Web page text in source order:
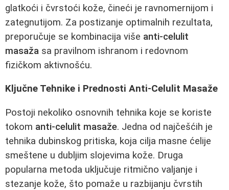
glatkoći i čvrstoći kože, čineći je ravnomernijom i
zategnutijom. Za postizanje optimalnih rezultata,
preporučuje se kombinacija više anti-celulit
masaža sa pravilnom ishranom i redovnom
fizičkom aktivnošću.
Ključne Tehnike i Prednosti Anti-Celulit Masaže
Postoji nekoliko osnovnih tehnika koje se koriste
tokom anti-celulit masaže. Jedna od najčešćih je
tehnika dubinskog pritiska, koja cilja masne ćelije
smeštene u dubljim slojevima kože. Druga
popularna metoda uključuje ritmično valjanje i
stezanje kože, što pomaže u razbijanju čvrstih